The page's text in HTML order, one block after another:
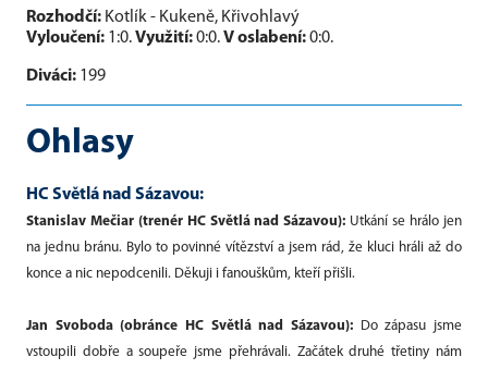
Rozhodčí: Kotlík - Kukeně, Křivohlavý
Vyloučení: 1:0.Využití:0:0.V oslabení:0:0.
Diváci: 199
Ohlasy
HC Světlá nad Sázavou:
Stanislav Mečiar (trenér HC Světlá nad Sázavou): Utkání se hrálo jen
na jednu bránu. Bylo to povinné vítězství a jsem rád, že kluci hráli až do
konce a nic nepodcenili. Děkuji i fanouškům, kteří přišli.
Jan Svoboda (obránce HC Světlá nad Sázavou): Do zápasu jsme
vstoupili dobře a soupeře jsme přehrávali. Začátek druhé třetiny nám